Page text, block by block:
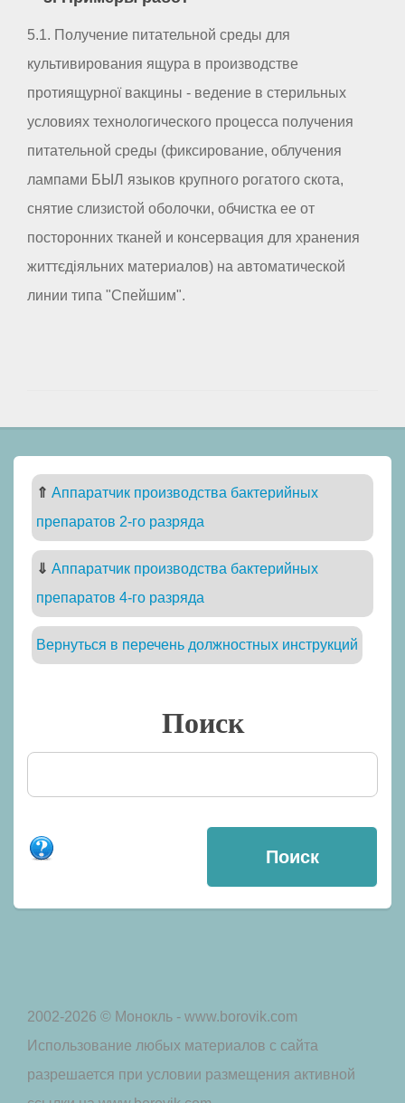
5.1. Получение питательной среды для
культивирования ящура в производстве
протиящурної вакцины - ведение в стерильных
условиях технологического процесса получения
питательной среды (фиксирование, облучения
лампами БЫЛ языков крупного рогатого скота,
снятие слизистой оболочки, обчистка ее от
посторонних тканей и консервация для хранения
життєдіяльних материалов) на автоматической
линии типа "Спейшим".
⇑ Аппаратчик производства бактерийных
препаратов 2-го разряда
⇓ Аппаратчик производства бактерийных
препаратов 4-го разряда
Вернуться в перечень должностных инструкций
Поиск
2002-2026 © Монокль - www.borovik.com
Использование любых материалов с сайта
разрешается при условии размещения активной